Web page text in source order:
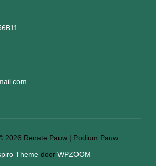
2026 Renate Pauw | Podium Pauw
Theme door WPZOOM